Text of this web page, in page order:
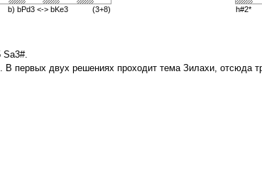
b) bPd3 <-> bKe3 (3+8) h#2*
Sa3#.
первых двух решениях проходит тема Зилахи, отсюда